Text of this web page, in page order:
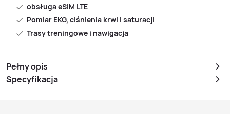
obsługa eSIM LTE
Pomiar EKG, ciśnienia krwi i saturacji
Trasy treningowe i nawigacja
Pełny opis
Specyfikacja